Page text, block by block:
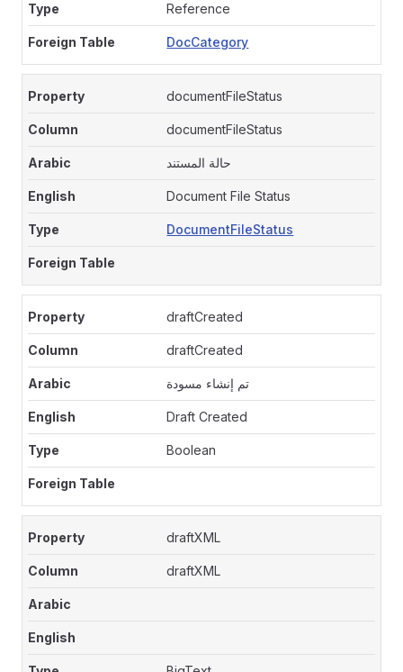
Reference
DocCategory
documentFileStatus
documentFileStatus
حالة المستند
Document File Status
DocumentFileStatus
draftCreated
draftCreated
تم إنشاء مسودة
Draft Created
Boolean
draftXML
draftXML